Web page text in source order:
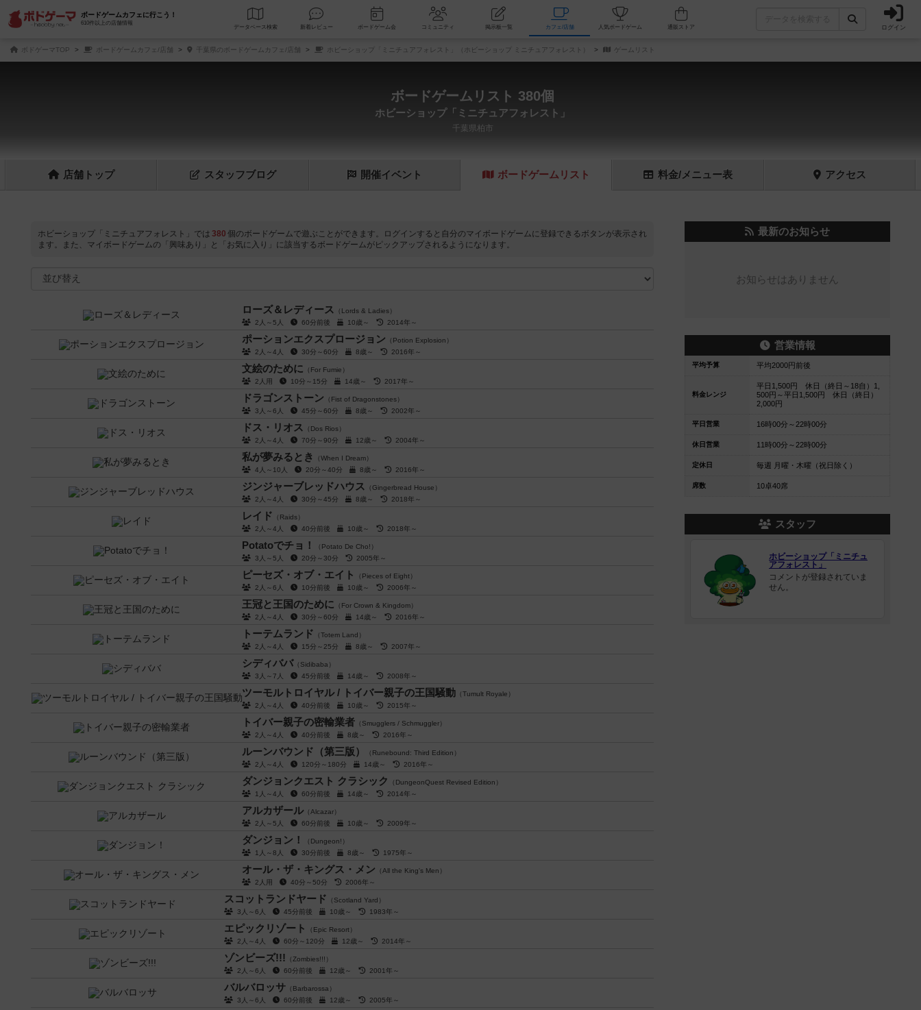
ボードゲームカフェに行こう！
610件以上の店舗情報
データベース 検索 新着レビュー ボードゲーム会 コミュニティ 掲示板一覧 カフェ/店舗 人気ボードゲーム ログイン
ボドゲーマTOP ボードゲームカフェ/店舗 千葉県のボードゲームカフェ/店舗 ホビーショップ「ミニチュアフォレスト」（ホビーショップ ミニチュアフォレスト） ゲームリスト
ボードゲームリスト 380個
ホビーショップ「ミニチュアフォレスト」
千葉県柏市
店舗 トップ スタッフブログ 開催イベント ボードゲーム リスト 料金/メニュー表 アクセス
ホビーショップ「ミニチュアフォレスト」では 380 個のボードゲームで遊ぶことができます。ログインすると自分のマイボードゲームに登録できるボタンが表示され
ます。また、マイボードゲームの「興味あり」と「お気に入り」に該当するボードゲームがピックアップされるようになります。
ローズ＆レディース
（Lords & Ladies）
2人～5人
60分前後 10歳～ 2014年～
ポーションエクスプロージョン （Potion Explosion）
2人～4人
30分～60分 8歳～ 2016年～
文絵のために （For Fumie）
2人用
10分～15分 14歳～ 2017年～
ドラゴンストーン （Fist of Dragonstones）
3人～6人
45分～60分 8歳～ 2002年～
ドス・リオス
（Dos Rios）
2人～4人
70分～90分 12歳～ 2004年～
私が夢みるとき
（When I Dream）
4人～10人
20分～40分 8歳～ 2016年～
ジンジャーブレッドハウス
（Gingerbread House）
2人～4人
30分～45分 8歳～ 2018年～
レイド （Raids）
2人～4人
40分前後 10歳～ 2018年～
Potatoでチョ！
（Potato De Cho!）
3人～5人
20分～30分 2005年～
ピーセズ・オブ・エイト
（Pieces of Eight）
2人～6人
10分前後 10歳～ 2006年～
王冠と王国のために （For Crown & Kingdom）
2人～4人
30分～60分 14歳～ 2016年～
トーテムランド （Totem Land）
2人～4人
15分～25分 8歳～ 2007年～
シディババ （Sidibaba）
3人～7人
45分前後 14歳～ 2008年～
ツーモルトロイヤル / トイバー親子の王国騒動 （Tumult Royale）
2人～4人
40分前後 10歳～ 2015年～
トイバー親子の密輸業者 （Smugglers / Schmuggler）
2人～4人
40分前後 8歳～ 2016年～
ルーンバウンド（第三版）
（Runebound: Third Edition）
2人～4人
120分～180分 14歳～ 2016年～
ダンジョンクエスト クラシック
（DungeonQuest Revised Edition）
1人～4人
60分前後 14歳～ 2014年～
アルカザール （Alcazar）
2人～5人
60分前後 10歳～ 2009年～
ダンジョン！
（Dungeon!）
1人～8人
30分前後 8歳～ 1975年～
オール・ザ・キングス・メン （All the King's Men）
2人用
40分～50分 2006年～
スコットランドヤード （Scotland Yard）
3人～6人
45分前後 10歳～ 1983年～
エピックリゾート
（Epic Resort）
2人～4人
60分～120分 12歳～ 2014年～
ゾンビーズ!!! （Zombies!!!）
2人～6人
60分前後 12歳～ 2001年～
バルバロッサ （Barbarossa）
3人～6人
60分前後 12歳～ 2005年～
最新のお知らせ
お知らせはありません
営業情報
平均予算 平均2000円前後
料金レンジ
平日1,500円 休日（終日～18自）1,
500円～平日1,500円 休日（終日）
2,000円
平日営業 16時00分～22時00分
休日営業 11時00分～22時00分
定休日 毎週 月曜・木曜（祝日除く）
席数 10卓40席
スタッフ
ホビーショップ「ミニチュ
アフォレスト」
コメントが登録されていま
せん。